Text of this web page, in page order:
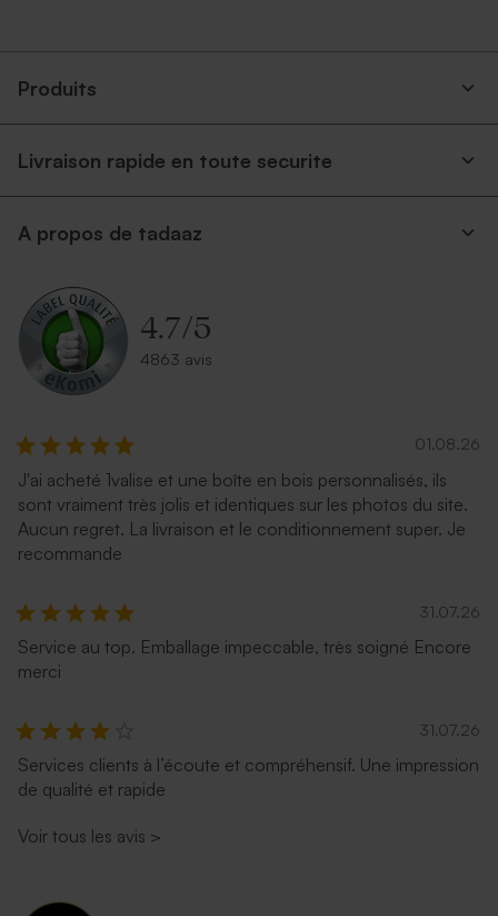
Produits
Livraison rapide en toute securite
A propos de tadaaz
4.7/5
4863 avis
01.08.26
J'ai acheté 1valise et une boîte en bois personnalisés, ils
sont vraiment très jolis et identiques sur les photos du site.
Aucun regret. La livraison et le conditionnement super. Je
recommande
31.07.26
Service au top. Emballage impeccable, très soigné Encore
merci
31.07.26
Services clients à l’écoute et compréhensif. Une impression
de qualité et rapide
Voir tous les avis >